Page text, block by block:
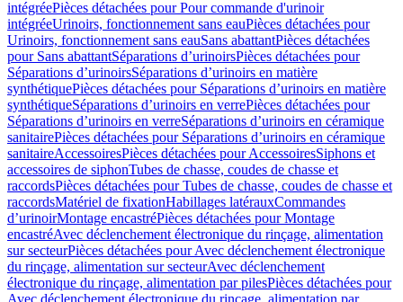
intégréePièces détachées pour Pour commande d'urinoir
intégréeUrinoirs, fonctionnement sans eauPièces détachées pour
Urinoirs, fonctionnement sans eauSans abattantPièces détachées
pour Sans abattantSéparations d’urinoirsPièces détachées pour
Séparations d’urinoirsSéparations d’urinoirs en matière
synthétiquePièces détachées pour Séparations d’urinoirs en matière
synthétiqueSéparations d’urinoirs en verrePièces détachées pour
Séparations d’urinoirs en verreSéparations d’urinoirs en céramique
sanitairePièces détachées pour Séparations d’urinoirs en céramique
sanitaireAccessoiresPièces détachées pour AccessoiresSiphons et
accessoires de siphonTubes de chasse, coudes de chasse et
raccordsPièces détachées pour Tubes de chasse, coudes de chasse et
raccordsMatériel de fixationHabillages latérauxCommandes
dʼurinoirMontage encastréPièces détachées pour Montage
encastréAvec déclenchement électronique du rinçage, alimentation
sur secteurPièces détachées pour Avec déclenchement électronique
du rinçage, alimentation sur secteurAvec déclenchement
électronique du rinçage, alimentation par pilesPièces détachées pour
Avec déclenchement électronique du rinçage, alimentation par